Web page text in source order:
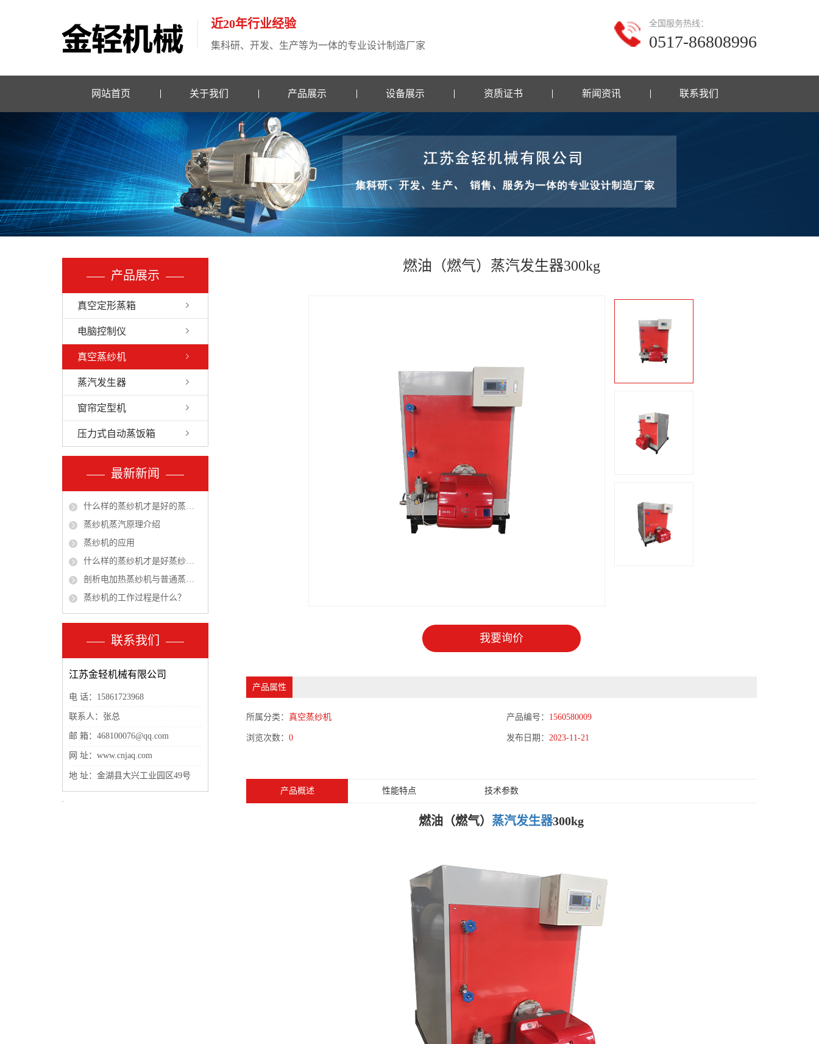
近20年行业经验
集科研、开发、生产等为一体的专业设计制造厂家
全国服务热线：
0517-86808996
网站首页 关于我们 产品展示 设备展示 资质证书 新闻资讯 联系我们
产品展示
真空定形蒸箱
电脑控制仪
真空蒸纱机
蒸汽发生器
窗帘定型机
压力式自动蒸饭箱
最新新闻
什么样的蒸纱机才是好的蒸纱机？
蒸纱机蒸汽原理介绍
蒸纱机的应用
什么样的蒸纱机才是好蒸纱机？
剖析电加热蒸纱机与普通蒸纱机的区别
蒸纱机的工作过程是什么？
联系我们
江苏金轻机械有限公司
电 话：15861723968
联系人：张总
邮 箱：468100076@qq.com
网 址：www.cnjaq.com
地 址：金湖县大兴工业园区49号
燃油（燃气）蒸汽发生器300kg
我要询价
产品属性
所属分类： 真空蒸纱机 产品编号： 1560580009
浏览次数： 0 发布日期：2023-11-21
产品概述 性能特点 技术参数
燃油（燃气）蒸汽发生器300kg